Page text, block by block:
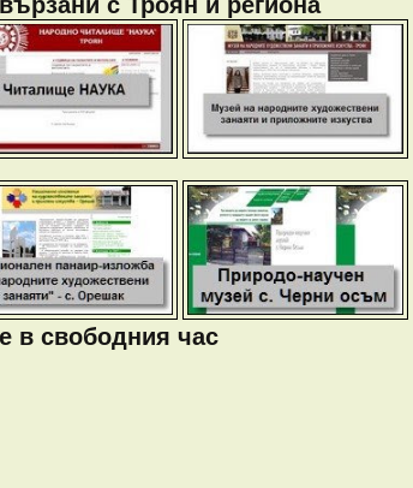
в свободния час